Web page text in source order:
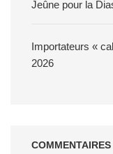
Jeûne pour la
Importateurs «
2026